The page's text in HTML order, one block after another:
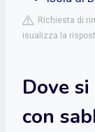
Richiesta di
isualizza la
Dove
con